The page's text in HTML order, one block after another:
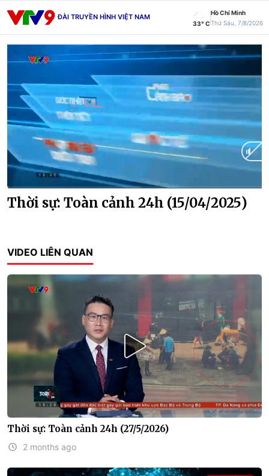
ĐÀI TRUYỀN HÌNH VIỆT NAM
33° C
Hồ Chí Minh
Thứ Sáu, 7/8/2026
Current
0:02 Duration
27:13
Thời sự: Toàn cảnh 24h (15/04/2025)
VIDEO LIÊN QUAN
Thời sự: Toàn cảnh 24h (27/5/2026)
2 months ago